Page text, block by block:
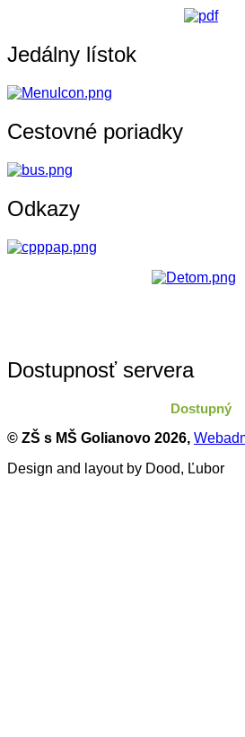
Jedálny lístok
Cestovné poriadky
Odkazy
Dostupnosť servera
Dostupný
© ZŠ s MŠ Golianovo 2026,
Design and layout by Dood, Ľubor